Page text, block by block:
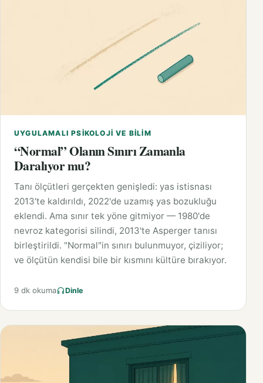
UYGULAMALI PSIKOLOJI VE BILIM
“Normal” Olanın Sınırı Zamanla
Daralıyor mu?
Tanı ölçütleri gerçekten genişledi: yas istisnası
2013'te kaldırıldı, 2022'de uzamış yas bozukluğu
eklendi. Ama sınır tek yöne gitmiyor — 1980'de
nevroz kategorisi silindi, 2013'te Asperger tanısı
birleştirildi. "Normal"in sınırı bulunmuyor, çiziliyor;
ve ölçütün kendisi bile bir kısmını kültüre bırakıyor.
9 dk okuma Dinle